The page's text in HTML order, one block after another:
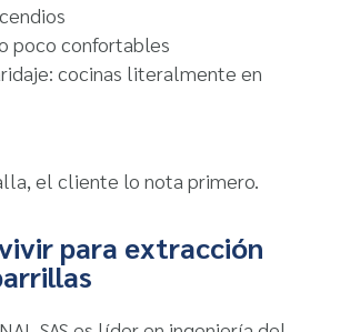
poco confortables
cocinas literalmente en
el cliente lo nota primero.
para extracción